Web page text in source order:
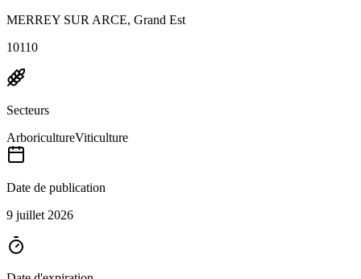
MERREY SUR ARCE, Grand Est
10110
Secteurs
ArboricultureViticulture
Date de publication
9 juillet 2026